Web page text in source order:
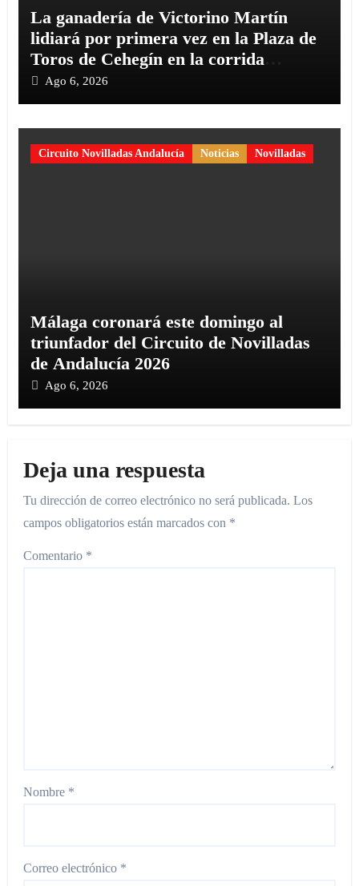
La ganadería de Victorino Martín
lidiará por primera vez en la Plaza de
Toros de Cehegín en la corrida
conmemorativa de su 125 aniversario
Ago 6, 2026
Circuito Novilladas Andalucía Noticias Novilladas
Málaga coronará este domingo al
triunfador del Circuito de Novilladas
de Andalucía 2026
Ago 6, 2026
Deja una respuesta
Tu dirección de correo electrónico no será publicada. Los
campos obligatorios están marcados con *
Comentario *
Nombre *
Correo electrónico *